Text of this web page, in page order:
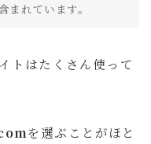
まれています。
トはたくさん使って
を選ぶことがほと